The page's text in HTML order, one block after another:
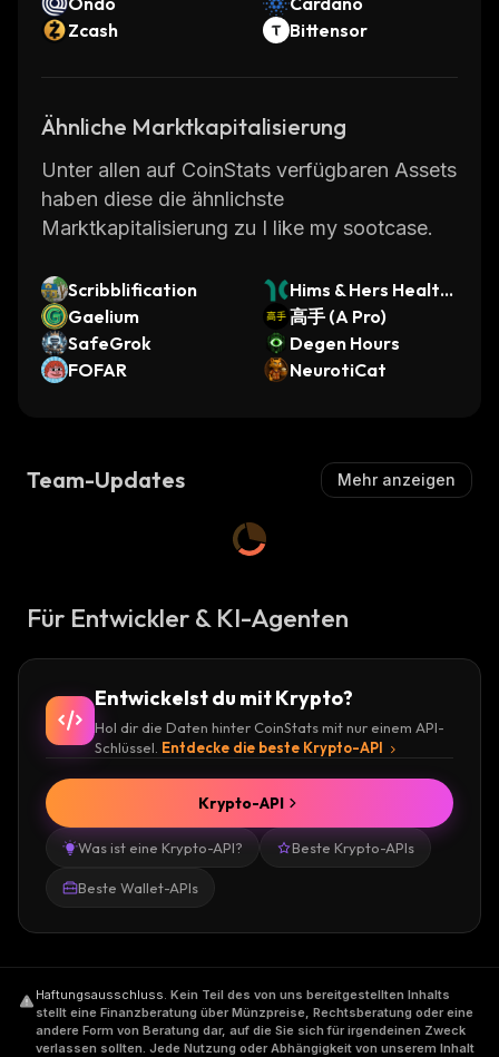
Zcash
Bittensor
Ähnliche Marktkapitalisierung
Unter allen auf CoinStats verfügbaren Assets
haben diese die ähnlichste
Marktkapitalisierung zu I like my sootcase.
Scribblification
Hims & Hers Health
(Dinari Tokenized S
tock)
Gaelium
高手 (A Pro)
SafeGrok
Degen Hours
FOFAR
NeurotiCat
Team-Updates Mehr anzeigen
Für Entwickler & KI-Agenten
Entwickelst du mit Krypto?
Hol dir die Daten hinter CoinStats mit nur einem API-
Schlüssel. Entdecke die beste Krypto-API
Was ist eine Krypto-API? Beste Krypto-APIs
Beste Wallet-APIs
Krypto-API
Haftungsausschluss. Kein Teil des von uns bereitgestellten Inhalts
stellt eine Finanzberatung über Münzpreise, Rechtsberatung oder eine
andere Form von Beratung dar, auf die Sie sich für irgendeinen Zweck
verlassen sollten. Jede Nutzung oder Abhängigkeit von unserem Inhalt